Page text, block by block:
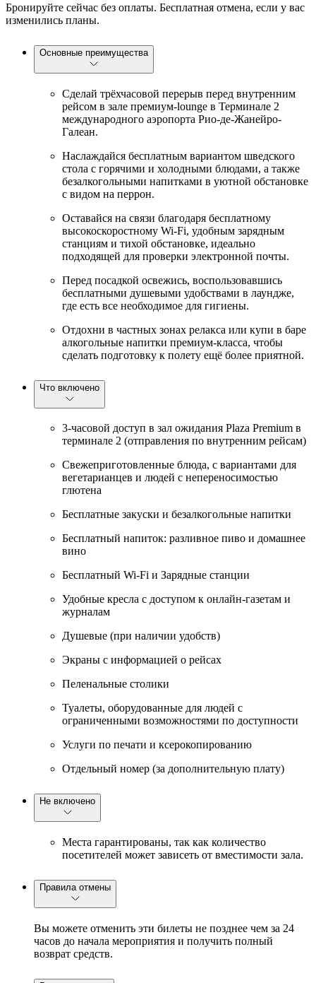
Бронируйте сейчас без оплаты. Бесплатная отмена, если у вас
изменились планы.
Основные преимущества
Сделай трёхчасовой перерыв перед внутренним
рейсом в зале премиум-lounge в Терминале 2
международного аэропорта Рио-де-Жанейро-
Галеан.
Наслаждайся бесплатным вариантом шведского
стола с горячими и холодными блюдами, а также
безалкогольными напитками в уютной обстановке
с видом на перрон.
Оставайся на связи благодаря бесплатному
высокоскоростному Wi-Fi, удобным зарядным
станциям и тихой обстановке, идеально
подходящей для проверки электронной почты.
Перед посадкой освежись, воспользовавшись
бесплатными душевыми удобствами в лаундже,
где есть все необходимое для гигиены.
Отдохни в частных зонах релакса или купи в баре
алкогольные напитки премиум-класса, чтобы
сделать подготовку к полету ещё более приятной.
Что включено
3-часовой доступ в зал ожидания Plaza Premium в
терминале 2 (отправления по внутренним рейсам)
Свежеприготовленные блюда, с вариантами для
вегетарианцев и людей с непереносимостью
глютена
Бесплатные закуски и безалкогольные напитки
Бесплатный напиток: разливное пиво и домашнее
вино
Бесплатный Wi-Fi и Зарядные станции
Удобные кресла с доступом к онлайн-газетам и
журналам
Душевые (при наличии удобств)
Экраны с информацией о рейсах
Пеленальные столики
Туалеты, оборудованные для людей с
ограниченными возможностями по доступности
Услуги по печати и ксерокопированию
Отдельный номер (за дополнительную плату)
Не включено
Места гарантированы, так как количество
посетителей может зависеть от вместимости зала.
Правила отмены
Вы можете отменить эти билеты не позднее чем за 24
часов до начала мероприятия и получить полный
возврат средств.